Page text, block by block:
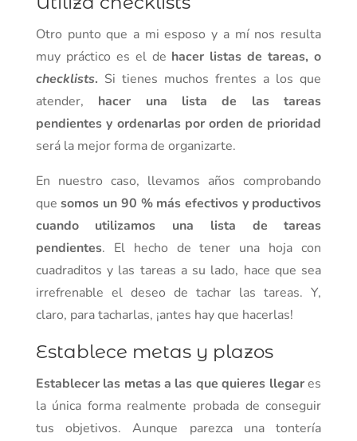
Otro punto que a mi esposo y a mí nos resulta
muy práctico es el de hacer listas de tareas, o
checklists. Si tienes muchos frentes a los que
atender, hacer una lista de las tareas
pendientes y ordenarlas por orden de prioridad
será la mejor forma de organizarte.
En nuestro caso, llevamos años comprobando
quesomos un 90 % más efectivos y productivos
cuando utilizamos una lista de tareas
pendientes. El hecho de tener una hoja con
cuadraditos y las tareas a su lado, hace que sea
irrefrenable el deseo de tachar las tareas. Y,
claro, para tacharlas, ¡antes hay que hacerlas!
Establece metas y plazos
Establecer las metas a las que quieres llegares
la única forma realmente probada de conseguir
tus objetivos. Aunque parezca una tontería